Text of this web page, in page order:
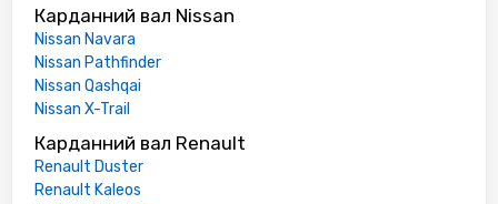
Карданний вал Nissan
Nissan Navara
Nissan Pathfinder
Nissan Qashqai
Nissan X-Trail
Карданний вал Renault
Renault Duster
Renault Kaleos